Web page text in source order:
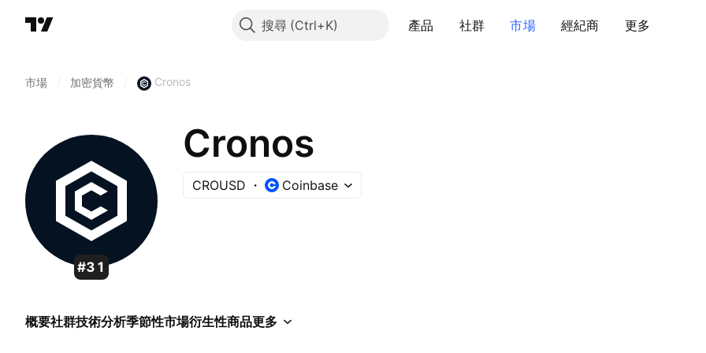
搜尋 產品 社群 市場 經紀商 更多
市場 加密貨幣 Cronos
#31
Cronos
CROUSD Coinbase
概要社群技術分析季節性市場衍生性商品更多